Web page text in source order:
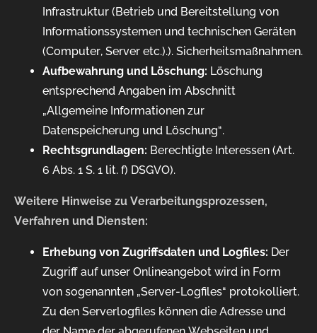
Infrastruktur (Betrieb und Bereitstellung von
Informationssystemen und technischen Geräten
(Computer, Server etc.).). Sicherheitsmaßnahmen.
Aufbewahrung und Löschung: Löschung
entsprechend Angaben im Abschnitt
„Allgemeine Informationen zur
Datenspeicherung und Löschung“.
Rechtsgrundlagen: Berechtigte Interessen (Art.
6 Abs. 1 S. 1 lit. f) DSGVO).
Weitere Hinweise zu Verarbeitungsprozessen,
Verfahren und Diensten:
Erhebung von Zugriffsdaten und Logfiles: Der
Zugriff auf unser Onlineangebot wird in Form
von sogenannten „Server-Logfiles“ protokolliert.
Zu den Serverlogfiles können die Adresse und